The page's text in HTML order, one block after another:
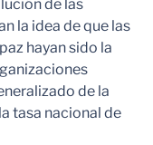
de las
la idea de que las
hayan sido la
de la
tasa nacional de